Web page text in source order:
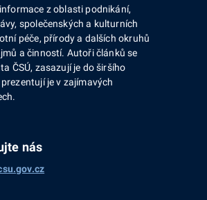
z oblasti podnikání,
společenských a kulturních
péče, přírody a dalších okruhů
a činností. Autoři článků se
ČSÚ, zasazují je do širšího
je v zajímavých
nás